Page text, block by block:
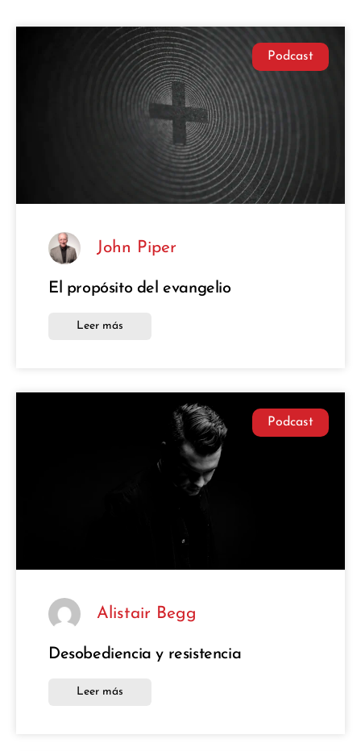
Podcast
John Piper
El propósito del evangelio
Leer más
Podcast
Alistair Begg
Desobediencia y resistencia
Leer más